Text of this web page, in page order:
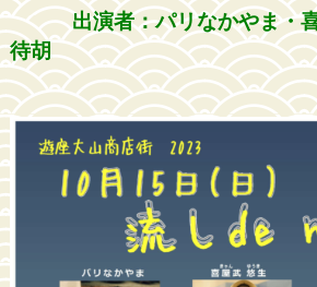
出演者：パリなかやま・喜
待胡